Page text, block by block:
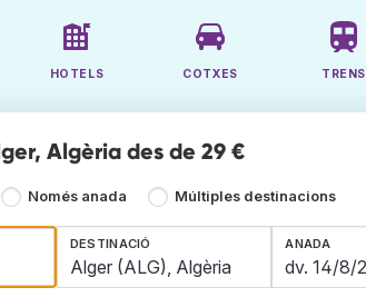
HOTELS COTXES TRENS
Algèria des de 29 €
Només anada Múltiples destinacions
DESTINACIÓ ANADA